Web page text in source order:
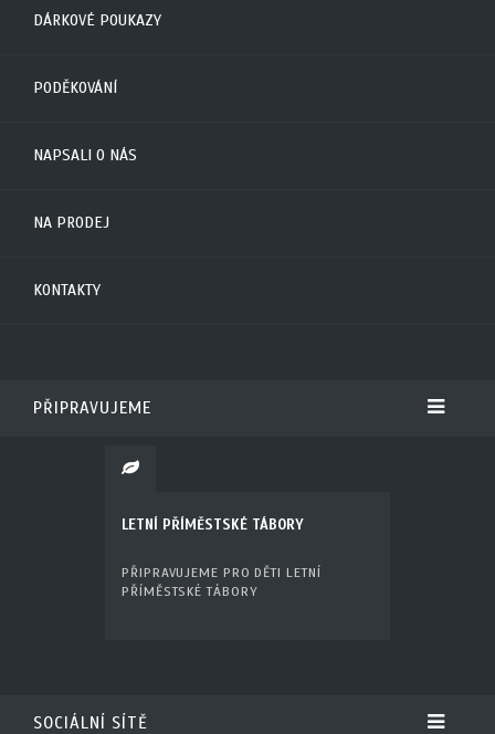
DÁRKOVÉ POUKAZY
PODĚKOVÁNÍ
NAPSALI O NÁS
NA PRODEJ
KONTAKTY
PŘIPRAVUJEME
LETNÍ PŘÍMĚSTSKÉ TÁBORY
PŘIPRAVUJEME PRO DĚTI LETNÍ
PŘÍMĚSTSKÉ TÁBORY
SOCIÁLNÍ SÍTĚ